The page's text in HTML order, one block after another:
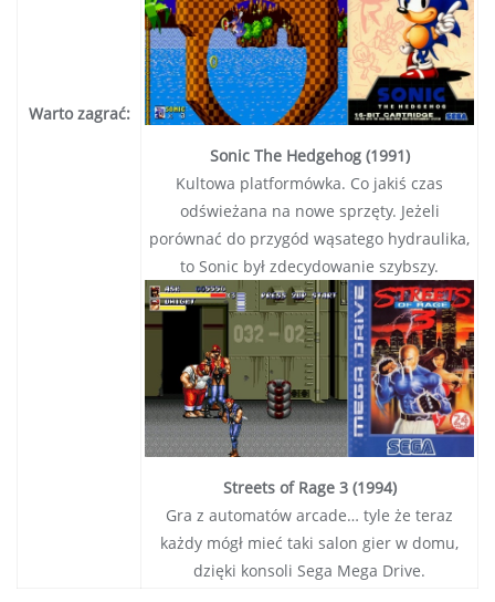
Warto zagrać:
Sonic The Hedgehog (1991)
Kultowa platformówka. Co jakiś czas
odświeżana na nowe sprzęty. Jeżeli
porównać do przygód wąsatego hydraulika,
to Sonic był zdecydowanie szybszy.
Streets of Rage 3 (1994)
Gra z automatów arcade… tyle że teraz
każdy mógł mieć taki salon gier w domu,
dzięki konsoli Sega Mega Drive.